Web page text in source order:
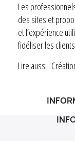
Les
des sites et
et l’expérience
fidéliser les
Lire aussi :